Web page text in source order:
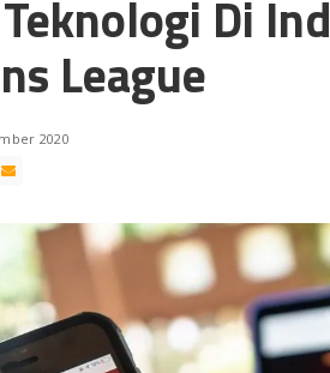
Di
League
2020